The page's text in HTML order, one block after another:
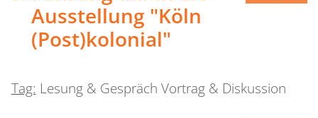
Ausstellung "Köln
(Post)kolonial"
Tag: Lesung & Gespräch Vortrag & Diskussion